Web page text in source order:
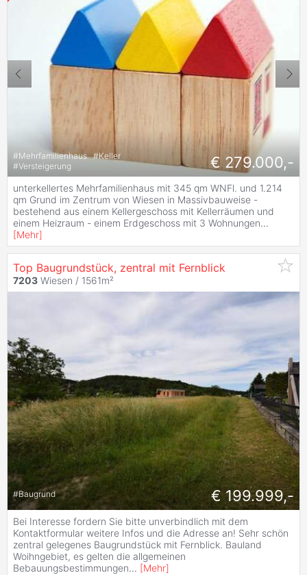
#Mehrfamilienhaus #Keller
#Versteigerung € 279.000,-
unterkellertes Mehrfamilienhaus mit 345 qm WNFl. und 1.214
qm Grund im Zentrum von Wiesen in Massivbauweise -
bestehend aus einem Kellergeschoss mit Kellerräumen und
einem Heizraum - einem Erdgeschoss mit 3 Wohnungen...
[Mehr]
Top Baugrundstück, zentral mit Fernblick
7203 Wiesen / 1561m²
#Baugrund € 199.999,-
Bei Interesse fordern Sie bitte unverbindlich mit dem
Kontaktformular weitere Infos und die Adresse an! Sehr schön
zentral gelegenes Baugrundstück mit Fernblick. Bauland
Woihngebiet, es gelten die allgemeinen
Bebauungsbestimmungen... [Mehr]